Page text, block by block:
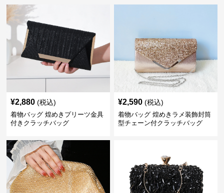
¥2,880 (税込)
着物バッグ 煌めきプリーツ金具
付きクラッチバッグ
¥2,590 (税込)
着物バッグ 煌めきラメ装飾封筒
型チェーン付クラッチバッグ